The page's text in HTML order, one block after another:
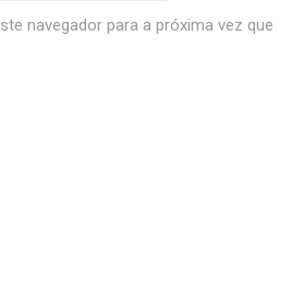
navegador para a próxima vez que